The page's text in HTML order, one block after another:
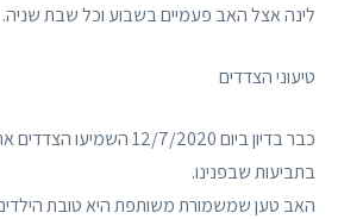
לינה אצל האב פעמיים בשבוע וכל שבת שניה.
טיעוני הצדדים
כבר בדיון ביום 12/7/2020
בתביעות שבפנינו.
האב טען שמשמורת משותפת היא טובת הילדים